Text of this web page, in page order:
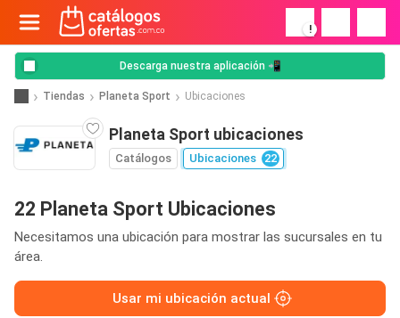
!
Descarga nuestra aplicación 📲
Tiendas Planeta Sport Ubicaciones
Planeta Sport ubicaciones
Catálogos Ubicaciones 22
22 Planeta Sport Ubicaciones
Necesitamos una ubicación para mostrar las sucursales en tu
área.
Usar mi ubicación actual